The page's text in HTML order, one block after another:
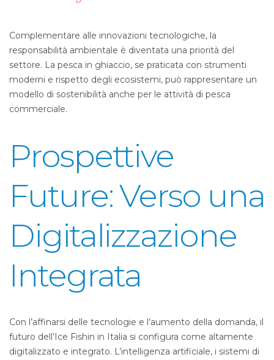
Complementare alle innovazioni tecnologiche, la
responsabilità ambientale è diventata una priorità del
settore. La pesca in ghiaccio, se praticata con strumenti
moderni e rispetto degli ecosistemi, può rappresentare un
modello di sostenibilità anche per le attività di pesca
commerciale.
Prospettive
Future: Verso una
Digitalizzazione
Integrata
Con l’affinarsi delle tecnologie e l’aumento della domanda, il
futuro dell’Ice Fishin in Italia si configura come altamente
digitalizzato e integrato. L’intelligenza artificiale, i sistemi di